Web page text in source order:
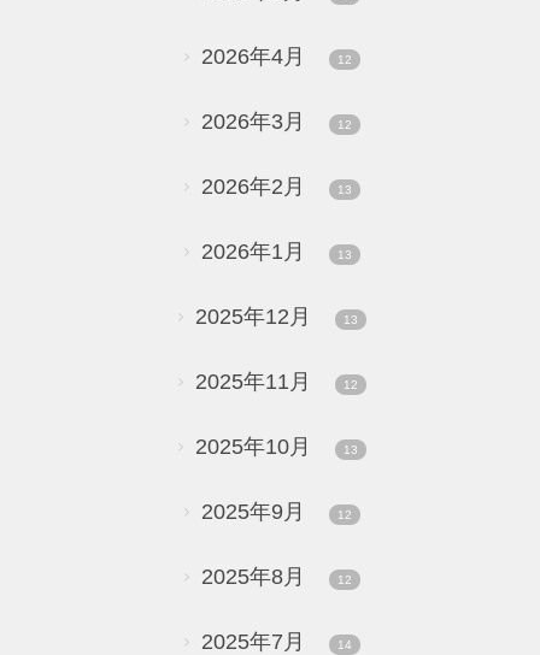
2026年4月 12
2026年3月 12
2026年2月 13
2026年1月 13
2025年12月 13
2025年11月 12
2025年10月 13
2025年9月 12
2025年8月 12
2025年7月 14